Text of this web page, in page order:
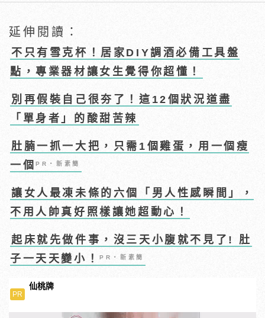
延伸閱讀：
不只有雪克杯！居家DIY調酒必備工具盤
點，專業器材讓女生覺得你超懂！
別再假裝自己很夯了！這12個狀況道盡
「單身者」的酸甜苦辣
肚腩一抓一大把，只需1個雞蛋，用一個瘦
一個PR・新素簡
讓女人最凍未條的六個「男人性感瞬間」，
不用人帥真好照樣讓她超動心！
起床就先做件事，沒三天小腹就不見了! 肚
子一天天變小！PR・新素簡
PR
仙桃牌